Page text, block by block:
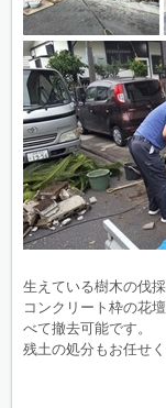
生えている樹木の伐
コンクリート枠の花
べて撤去可能です。
残土の処分もお任せく